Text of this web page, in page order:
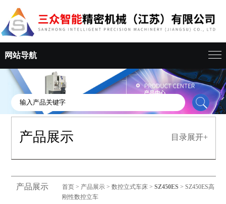
网站导航
产品展示 目录展开+
产品展示 首页 > 产品展示 >数控立式车床 >SZ450ES > SZ450ES高
刚性数控立车